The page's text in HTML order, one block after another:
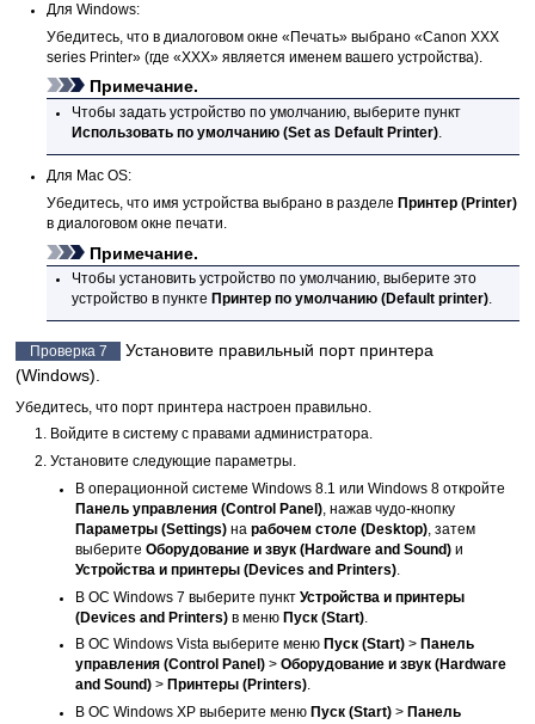
ДляWindows:
Убедитесь, что в диалоговом окне «Печать» выбрано «Canon XXX
series Printer» (где «XXX» является именем вашегоустройства).
Примечание.
Чтобы задатьустройство по умолчанию, выберите пункт
Использовать по умолчанию (Set as Default Printer)
Для Mac OS:
Убедитесь, что имяустройства выбрано в разделе Принтер (Printer)
в диалоговом окне печати.
Примечание.
Чтобы установитьустройство по умолчанию, выберите это
устройство в пункте Принтер по умолчанию (Default printer)
Проверка 7 Установите правильный порт принтера
(Windows).
Убедитесь, что портпринтера настроен правильно.
Войдите в систему с правами администратора.
Установите следующие параметры.
В операционной системе Windows 8.1 или Windows 8откройте
Панель управления (Control Panel), нажав чудо-кнопку
Параметры (Settings)на рабочем столе (Desktop), затем
выберите Оборудование и звук (Hardware and Sound)и
Устройства и принтеры (Devices and Printers).
В ОС Windows 7 выберите пункт Устройства и принтеры
(Devices and Printers)в меню Пуск (Start).
В ОС Windows Vista выберите меню Пуск (Start)> Панель
управления (Control Panel)> Оборудование и звук (Hardware
and Sound)> Принтеры (Printers).
В ОС Windows XPвыберите меню Пуск (Start)> Панель